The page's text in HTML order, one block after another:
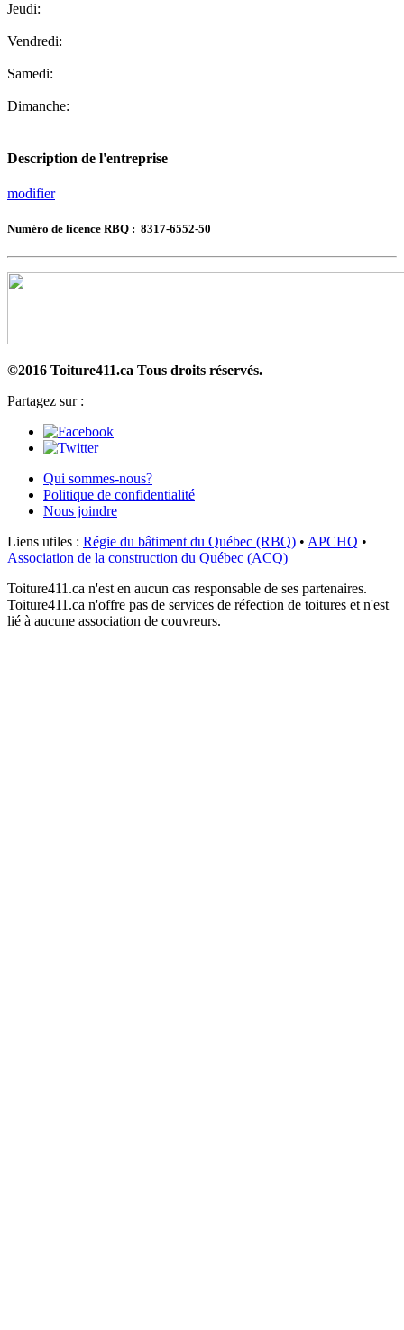
Jeudi:
Vendredi:
Samedi:
Dimanche:
Description de l'entreprise
modifier
Numéro de licence RBQ : 8317-6552-50
©2016 Toiture411.ca Tous droits réservés.
Partagez sur :
Qui sommes-nous?
Politique de confidentialité
Nous joindre
Liens utiles : Régie du bâtiment du Québec (RBQ) • APCHQ •
Association de la construction du Québec (ACQ)
Toiture411.ca n'est en aucun cas responsable de ses partenaires.
Toiture411.ca n'offre pas de services de réfection de toitures et n'est
lié à aucune association de couvreurs.